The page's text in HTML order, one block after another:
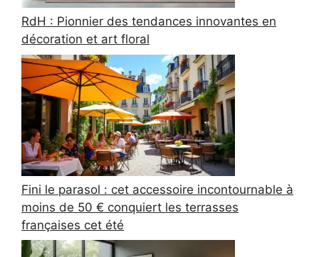
RdH : Pionnier des tendances innovantes en
décoration et art floral
Fini le parasol : cet accessoire incontournable à
moins de 50 € conquiert les terrasses
françaises cet été